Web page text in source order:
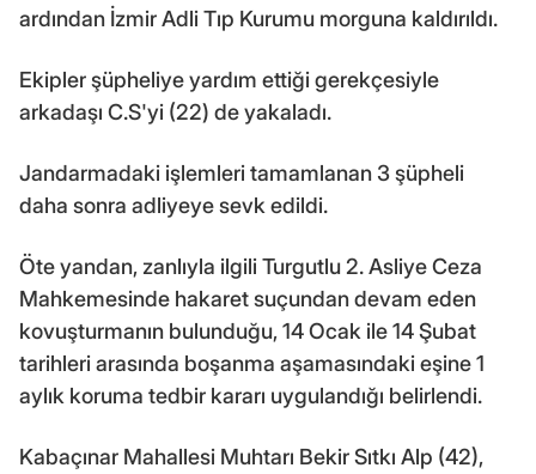
ardından İzmir Adli Tıp Kurumu morguna kaldırıldı.
Ekipler şüpheliye yardım ettiği gerekçesiyle
arkadaşı C.S'yi (22) de yakaladı.
Jandarmadaki işlemleri tamamlanan 3 şüpheli
daha sonra adliyeye sevk edildi.
Öte yandan, zanlıyla ilgili Turgutlu 2. Asliye Ceza
Mahkemesinde hakaret suçundan devam eden
kovuşturmanın bulunduğu, 14 Ocak ile 14 Şubat
tarihleri arasında boşanma aşamasındaki eşine 1
aylık koruma tedbir kararı uygulandığı belirlendi.
Kabaçınar Mahallesi Muhtarı Bekir Sıtkı Alp (42),